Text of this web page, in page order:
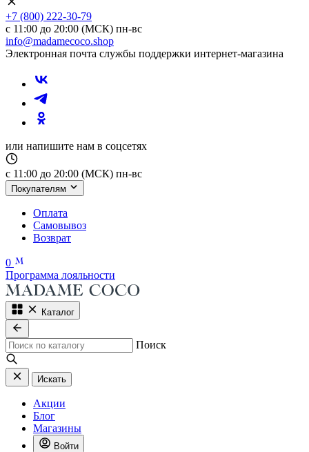
+7 (800) 222-30-79
с 11:00 до 20:00 (МСК) пн-вс
info@madamecoco.shop
Электронная почта службы поддержки интернет-магазина
или напишите нам в соцсетях
с 11:00 до 20:00 (МСК) пн-вс
Покупателям
Оплата
Самовывоз
Возврат
0
Программа лояльности
Каталог
Поиск
Искать
Акции
Блог
Магазины
Войти